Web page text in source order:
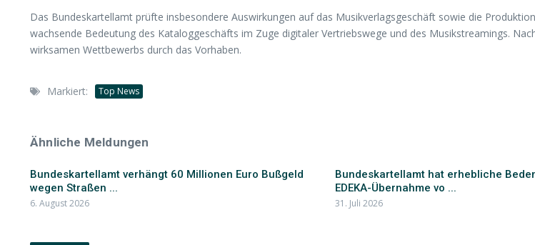
Das Bundeskartellamt prüfte insbesondere Auswirkungen auf das Musikverlagsgeschäft sowie die
wachsende Bedeutung des Kataloggeschäfts im Zuge digitaler Vertriebswege und des Musikstreamings.
wirksamen Wettbewerbs durch das Vorhaben.
Markiert: Top News
Ähnliche Meldungen
Bundeskartellamt verhängt 60 Millionen Euro Bußgeld
wegen Straßen ...
6. August 2026
Bundeskartellamt hat erhebliche
EDEKA-Übernahme vo ...
31. Juli 2026